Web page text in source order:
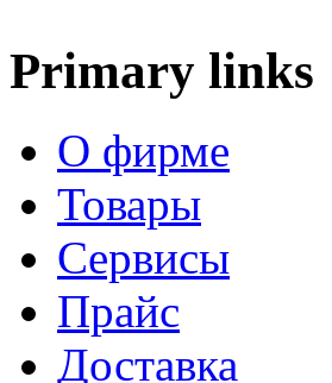
Primary links
О фирме
Товары
Сервисы
Прайс
Доставка